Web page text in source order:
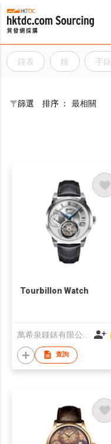
鐘表 鐘 手錶
篩選 排序 ： 最相關
Tourbillon Watch
查詢